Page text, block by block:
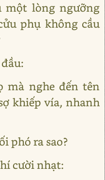
một lòng ngưỡng
phụ không cầu
mà nghe đến tên
khiếp vía, nhanh
phó ra sao?
cười nhạt: